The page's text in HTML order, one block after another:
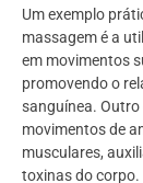
Um exemplo
massagem é a
em movimentos
promovendo o
sanguínea. Outro
movimentos de
musculares,
toxinas do corpo.